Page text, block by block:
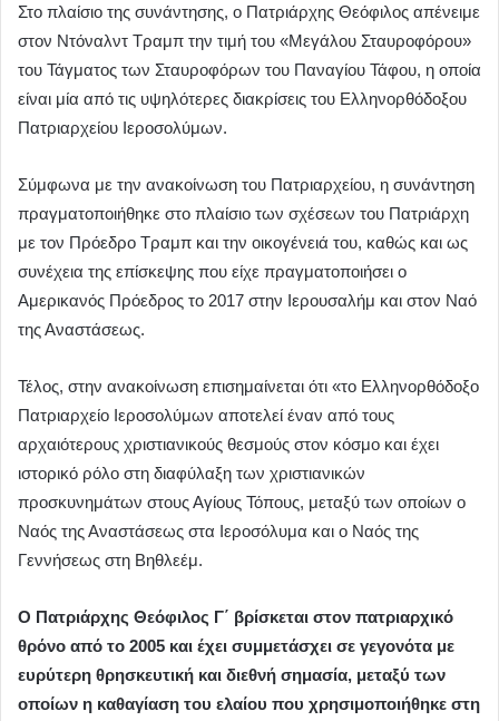
Στο πλαίσιο της συνάντησης, ο Πατριάρχης Θεόφιλος απένειμε
στον Ντόναλντ Τραμπ την τιμή του «Μεγάλου Σταυροφόρου»
του Τάγματος των Σταυροφόρων του Παναγίου Τάφου, η οποία
είναι μία από τις υψηλότερες διακρίσεις του Ελληνορθόδοξου
Πατριαρχείου Ιεροσολύμων.
Σύμφωνα με την ανακοίνωση του Πατριαρχείου, η συνάντηση
πραγματοποιήθηκε στο πλαίσιο των σχέσεων του Πατριάρχη
με τον Πρόεδρο Τραμπ και την οικογένειά του, καθώς και ως
συνέχεια της επίσκεψης που είχε πραγματοποιήσει ο
Αμερικανός Πρόεδρος το 2017 στην Ιερουσαλήμ και στον Ναό
της Αναστάσεως.
Τέλος, στην ανακοίνωση επισημαίνεται ότι «το Ελληνορθόδοξο
Πατριαρχείο Ιεροσολύμων αποτελεί έναν από τους
αρχαιότερους χριστιανικούς θεσμούς στον κόσμο και έχει
ιστορικό ρόλο στη διαφύλαξη των χριστιανικών
προσκυνημάτων στους Αγίους Τόπους, μεταξύ των οποίων ο
Ναός της Αναστάσεως στα Ιεροσόλυμα και ο Ναός της
Γεννήσεως στη Βηθλεέμ.
Ο Πατριάρχης Θεόφιλος Γ΄ βρίσκεται στον πατριαρχικό
θρόνο από το 2005 και έχει συμμετάσχει σε γεγονότα με
ευρύτερη θρησκευτική και διεθνή σημασία, μεταξύ των
οποίων η καθαγίαση του ελαίου που χρησιμοποιήθηκε στη